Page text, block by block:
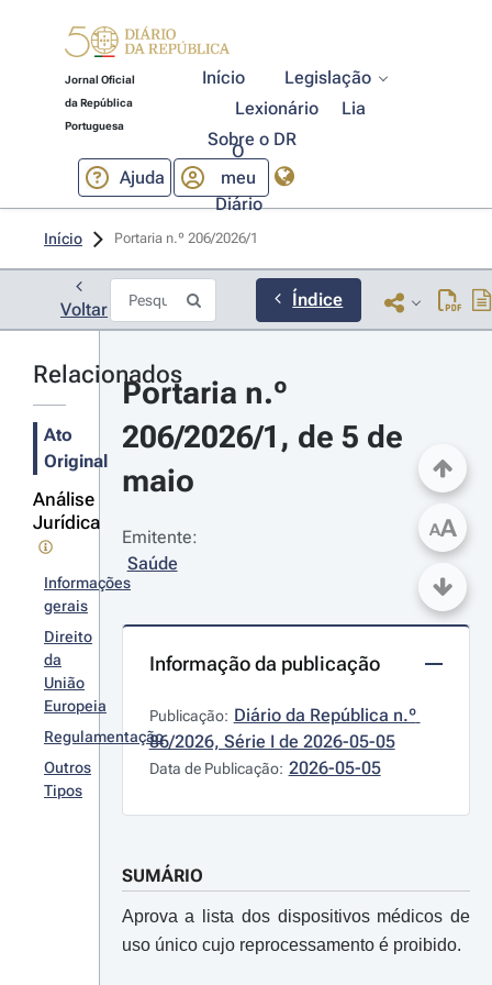
Jornal Oficial
da República
Portuguesa
Início
Legislação
Lexionário
Lia
Sobre o DR
Ajuda
O
meu
Diário
Início Portaria n.º 206/2026/1
Voltar Índice
Relacionados
Ato
Original
Análise
Jurídica
Informações
gerais
Direito
da
União
Europeia
Regulamentação
Outros
Tipos
Portaria n.º
206/2026/1, de 5 de
maio
Emitente:
Saúde
Informação da publicação
Publicação: Diário da República n.º
86/2026, Série I de 2026-05-05
Data de Publicação: 2026-05-05
SUMÁRIO
Aprova a lista dos dispositivos médicos de
uso único cujo reprocessamento é proibido.
AA